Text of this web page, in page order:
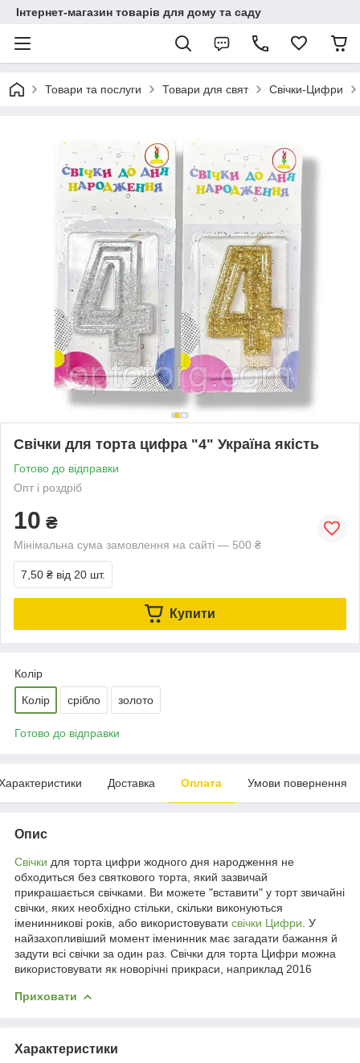
Інтернет-магазин товарів для дому та саду
Товари та послуги Товари для свят Свічки-Цифри
Свічки для торта цифра "4" Україна якість
Готово до відправки
Опт і роздріб
10 ₴
Мінімальна сума замовлення на сайті — 500 ₴
7,50 ₴ від 20 шт.
Купити
Колір
Колір срібло золото
Готово до відправки
Доставка Оплата Умови повернення
Опис
Свічки для торта цифри жодного дня народження не
обходиться без святкового торта, який зазвичай
прикрашається свічками. Ви можете "вставити" у торт звичайні
свічки, яких необхідно стільки, скільки виконуються
іменинникові років, або використовувати свічки Цифри . У
найзахопливіший момент іменинник має загадати бажання й
задути всі свічки за один раз. Свічки для торта Цифри можна
використовувати як новорічні прикраси, наприклад 2016
Приховати
Характеристики